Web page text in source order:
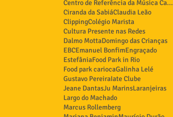
Centro de Referência da Música Carioca
Ciranda da SabiáClaudia Leão
ClippingColégio Marista
Cultura Presente nas Redes
Dalmo MottaDomingo das Crianças
EBCEmanuel BonfimEngraçado
EstefâniaFood Park in Rio
Food park cariocaGalinha Lelé
Gustavo PereiraIate Clube
Jeane DantasJu MarinsLaranjeiras
Largo do Machado
Marcus Rollemberg